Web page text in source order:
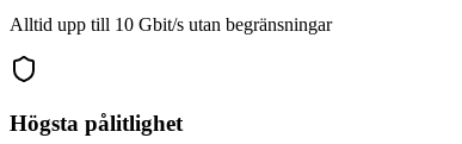
Alltid upp till 10 Gbit/s utan begränsningar
Högsta pålitlighet